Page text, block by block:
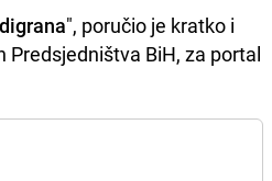
", poručio je kratko i
Predsjedništva BiH, za portal